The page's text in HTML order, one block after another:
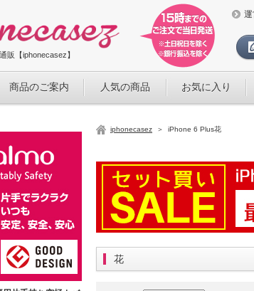
販【iphonecasez】
運
商品のご案内 人気の商品 お気に入り
iphonecasez ＞ iPhone 6 Plus花
花